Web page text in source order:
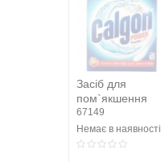
Засіб для
пом`якшення
води та
запобігання
утворення...
67149
Немає в наявності